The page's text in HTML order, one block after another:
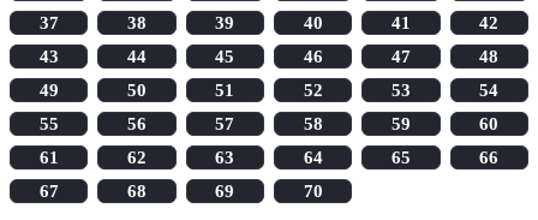
37
38 39 40 41
42
43
44 45 46 47
48
49
50 51 52 53
54
55
56 57 58 59
60
61
62 63 64 65
66
67
68 69 70